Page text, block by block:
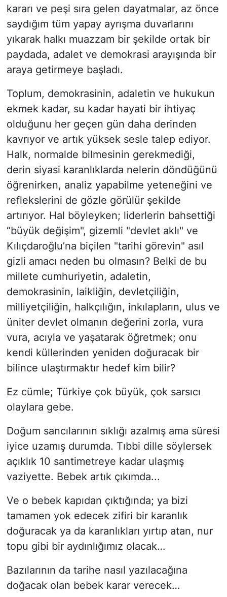
kararı ve peşi sıra gelen dayatmalar, az önce
saydığım tüm yapay ayrışma duvarlarını
yıkarak halkı muazzam bir şekilde ortak bir
paydada, adalet ve demokrasi arayışında bir
araya getirmeye başladı.
​Toplum, demokrasinin, adaletin ve hukukun
ekmek kadar, su kadar hayati bir ihtiyaç
olduğunu her geçen gün daha derinden
kavrıyor ve artık yüksek sesle talep ediyor.
Halk, normalde bilmesinin gerekmediği,
derin siyasi karanlıklarda nelerin döndüğünü
öğrenirken, analiz yapabilme yeteneğini ve
reflekslerini de gözle görülür şekilde
artırıyor. Hal böyleyken; liderlerin bahsettiği
“büyük değişim", gizemli "devlet aklı" ve
Kılıçdaroğlu’na biçilen "tarihi görevin" asıl
gizli amacı neden bu olmasın? Belki de bu
millete cumhuriyetin, adaletin,
demokrasinin, laikliğin, devletçiliğin,
milliyetçiliğin, halkçılığın, inkılapların, ulus ve
üniter devlet olmanın değerini zorla, vura
vura, acıyla ve yaşatarak öğretmek; onu
kendi küllerinden yeniden doğuracak bir
bilince ulaştırmaktır hedef kim bilir?
​Ez cümle; Türkiye çok büyük, çok sarsıcı
olaylara gebe.
Doğum sancılarının sıklığı azalmış ama süresi
iyice uzamış durumda. Tıbbi dille söylersek
açıklık 10 santimetreye kadar ulaşmış
vaziyette. Bebek artık çıkımda...
Ve o bebek kapıdan çıktığında; ya bizi
tamamen yok edecek zifiri bir karanlık
doğuracak ya da karanlıkları yırtıp atan, nur
topu gibi bir aydınlığımız olacak…
Bazılarının da tarihe nasıl yazılacağına
doğacak olan bebek karar verecek…